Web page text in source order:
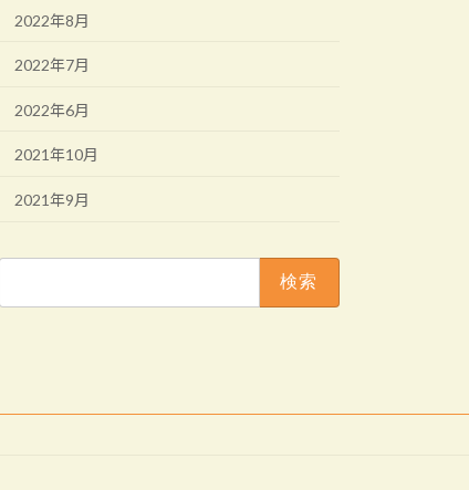
2022年8月
2022年7月
2022年6月
2021年10月
2021年9月